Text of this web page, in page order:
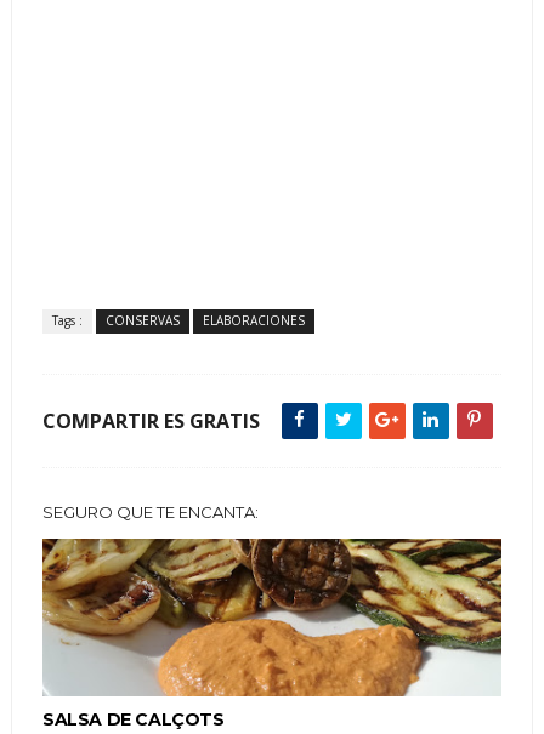
Tags : CONSERVAS ELABORACIONES
COMPARTIR ES GRATIS
SEGURO QUE TE ENCANTA:
SALSA DE CALÇOTS